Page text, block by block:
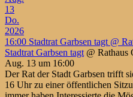
13
Do.
2026
16:00 Stadtrat Garbsen tagt @
Stadtrat Garbsen tagt @ Rathaus
Aug. 13 um 16:00
Der Rat der Stadt Garbsen trifft
16 Uhr zu einer öffentlichen